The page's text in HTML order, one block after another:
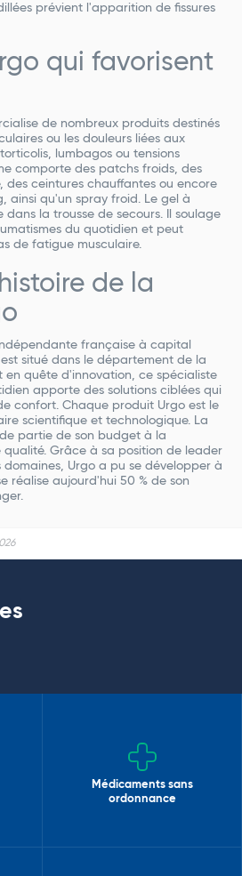
prévient l'apparition de fissures
qui favorisent
de nombreux produits destinés
ou les douleurs liées aux
lumbagos ou tensions
comporte des patchs froids, des
des ceintures chauffantes ou encore
ainsi qu'un spray froid. Le gel à
dans la trousse de secours. Il soulage
du quotidien et peut
de fatigue musculaire.
de la
française à capital
situé dans le département de la
en quête d'innovation, ce spécialiste
apporte des solutions ciblées qui
confort. Chaque produit Urgo est le
scientifique et technologique. La
partie de son budget à la
Grâce à sa position de leader
domaines, Urgo a pu se développer à
réalise aujourd'hui 50 % de son
Médicaments sans
ordonnance